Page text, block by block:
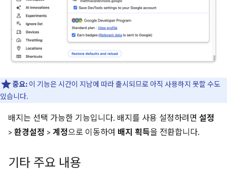
중요: 이 기능은 시간이 지남에 따라 출시되므로 아직 사용하지 못할 수도
있습니다.
배지는 선택 가능한 기능입니다. 배지를 사용 설정하려면 설정
> 환경설정 > 계정으로 이동하여 배지 획득을 전환합니다.
기타 주요 내용